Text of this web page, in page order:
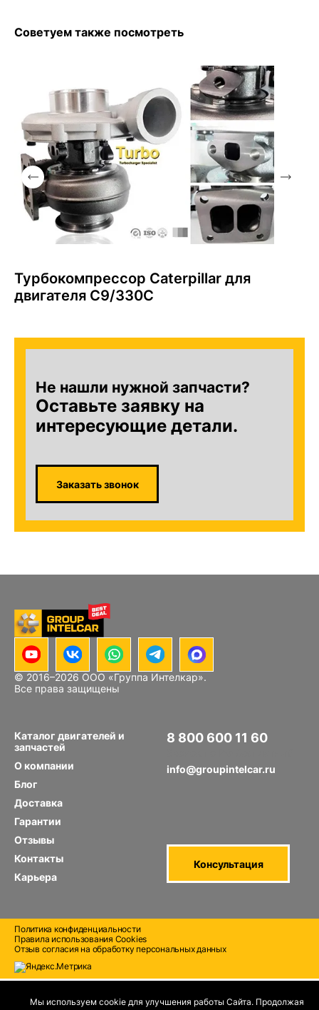
Советуем также посмотреть
Турбокомпрессор Caterpillar для
двигателя C9/330C
Не нашли нужной запчасти?
Оставьте заявку на
интересующие детали.
Заказать звонок
© 2016–2026 ООО «Группа Интелкар».
Все права защищены
Каталог двигателей и
запчастей
О компании
Блог
Доставка
Гарантии
Отзывы
Контакты
Карьера
8 800 600 11 60
info@groupintelcar.ru
Консультация
Политика конфиденциальности
Правила использования Cооkies
Отзыв согласия на обработку персональных данных
Мы используем cookie для улучшения работы Сайта. Продолжая